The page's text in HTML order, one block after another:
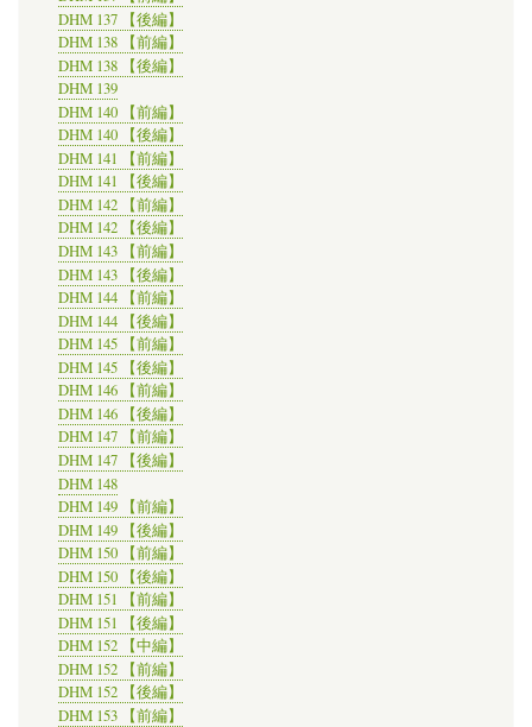
DHM 137 【後編】
DHM 138 【前編】
DHM 138 【後編】
DHM 139
DHM 140 【前編】
DHM 140 【後編】
DHM 141 【前編】
DHM 141 【後編】
DHM 142 【前編】
DHM 142 【後編】
DHM 143 【前編】
DHM 143 【後編】
DHM 144 【前編】
DHM 144 【後編】
DHM 145 【前編】
DHM 145 【後編】
DHM 146 【前編】
DHM 146 【後編】
DHM 147 【前編】
DHM 147 【後編】
DHM 148
DHM 149 【前編】
DHM 149 【後編】
DHM 150 【前編】
DHM 150 【後編】
DHM 151 【前編】
DHM 151 【後編】
DHM 152 【中編】
DHM 152 【前編】
DHM 152 【後編】
DHM 153 【前編】